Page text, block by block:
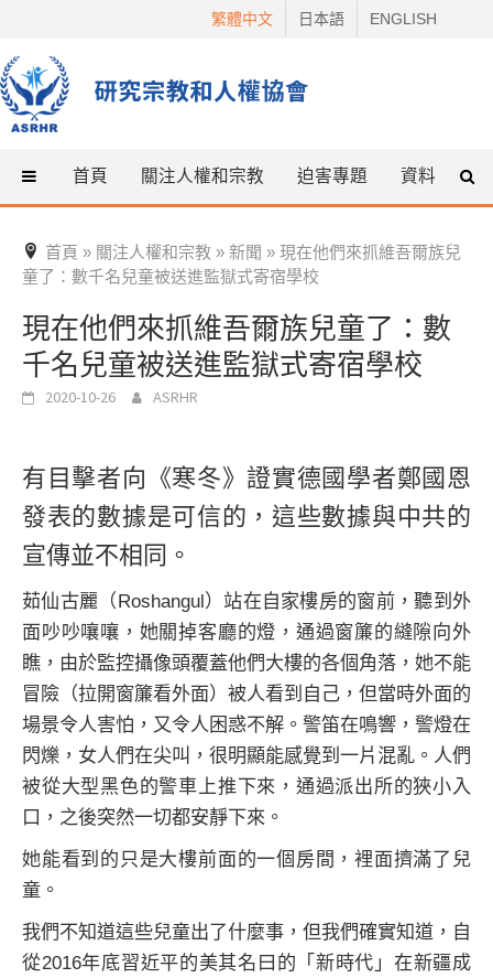
content
繁體中文 日本語 ENGLISH
首頁 關注人權和宗教 迫害專題 資料 什
首頁 » 關注人權和宗教 » 新聞 » 現在他們來抓維吾爾族兒
童了：數千名兒童被送進監獄式寄宿學校
現在他們來抓維吾爾族兒童了：數
千名兒童被送進監獄式寄宿學校
2020-10-26 ASRHR
有目擊者向《寒冬》證實德國學者鄭國恩
發表的數據是可信的，這些數據與中共的
宣傳並不相同。
茹仙古麗（Roshangul）站在自家樓房的窗前，聽到外
面吵吵嚷嚷，她關掉客廳的燈，通過窗簾的縫隙向外
瞧，由於監控攝像頭覆蓋他們大樓的各個角落，她不能
冒險（拉開窗簾看外面）被人看到自己，但當時外面的
場景令人害怕，又令人困惑不解。警笛在鳴響，警燈在
閃爍，女人們在尖叫，很明顯能感覺到一片混亂。人們
被從大型黑色的警車上推下來，通過派出所的狹小入
口，之後突然一切都安靜下來。
她能看到的只是大樓前面的一個房間，裡面擠滿了兒
童。
我們不知道這些兒童出了什麼事，但我們確實知道，自
從2016年底習近平的美其名曰的「新時代」在新疆成